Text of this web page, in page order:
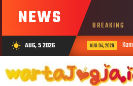
NEWS BREAKING
wb_sunny AUG, 5 2026 AUG 04, 2026 Komisi